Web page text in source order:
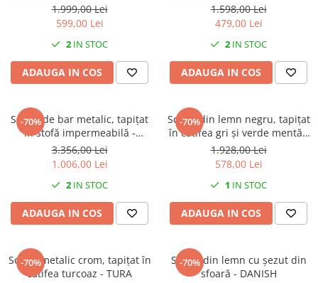
Accesorii pentru servire
Textile pentru casa
Corpuri de iluminat
Home Office
1.999,00 Lei
599,00 Lei
2 IN STOC
ADAUGA IN COS
1.598,00 Lei
479,00 Lei
2 IN STOC
ADAUGA IN COS
-70%
Scaun de bar metalic, tapițat
în stofă impermeabilă -
DREAM BAR
3.356,00 Lei
1.006,00 Lei
2 IN STOC
ADAUGA IN COS
-70%
Scaun din lemn negru, tapițat
în catifea gri și verde mentă -
SHELL
1.928,00 Lei
578,00 Lei
1 IN STOC
ADAUGA IN COS
-70%
Scaun metalic crom, tapițat în
catifea turcoaz - TURA
-70%
Scaun din lemn cu șezut din
sfoară - DANISH